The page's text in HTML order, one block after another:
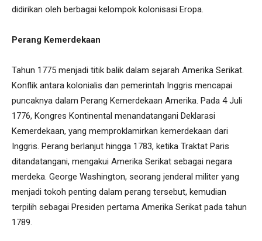
didirikan oleh berbagai kelompok kolonisasi Eropa.
Perang Kemerdekaan
Tahun 1775 menjadi titik balik dalam sejarah Amerika Serikat.
Konflik antara kolonialis dan pemerintah Inggris mencapai
puncaknya dalam Perang Kemerdekaan Amerika. Pada 4 Juli
1776, Kongres Kontinental menandatangani Deklarasi
Kemerdekaan, yang memproklamirkan kemerdekaan dari
Inggris. Perang berlanjut hingga 1783, ketika Traktat Paris
ditandatangani, mengakui Amerika Serikat sebagai negara
merdeka. George Washington, seorang jenderal militer yang
menjadi tokoh penting dalam perang tersebut, kemudian
terpilih sebagai Presiden pertama Amerika Serikat pada tahun
1789.